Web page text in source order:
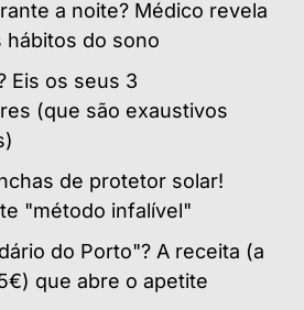
a noite? Médico revela
hábitos do sono
Eis os seus 3
(que são exaustivos
de protetor solar!
"método infalível"
do Porto"? A receita (a
que abre o apetite